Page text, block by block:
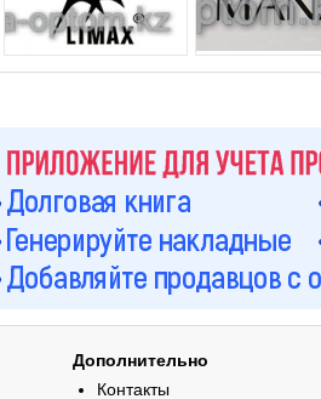
Дополнительно
Контакты